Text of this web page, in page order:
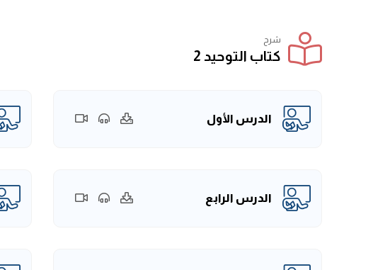
شرح
كتاب التوحيد 2
الدرس الأول
الدرس الرابع